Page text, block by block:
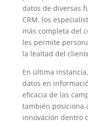
datos de diversas
CRM, los
más completa del
les permite
la lealtad del
En última
datos en
eficacia de las
también posiciona
innovación dentro